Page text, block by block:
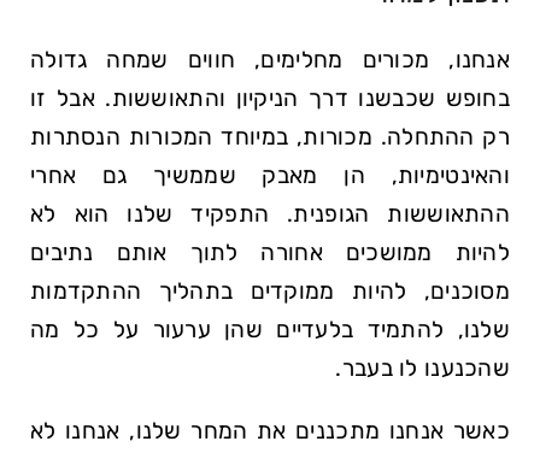
אנחנו, מכורים מחלימים, חווים שמחה גדולה
בחופש שכבשנו דרך הניקיון והתאוששות. אבל זו
רק ההתחלה. מכורות, במיוחד המכורות הנסתרות
והאינטימיות, הן מאבק שממשיך גם אחרי
ההתאוששות הגופנית. התפקיד שלנו הוא לא
להיות ממושכים אחורה לתוך אותם נתיבים
מסוכנים, להיות ממוקדים בתהליך ההתקדמות
שלנו, להתמיד בלעדיים שהן ערעור על כל מה
שהכנענו לו בעבר.
כאשר אנחנו מתכננים את המחר שלנו, אנחנו לא